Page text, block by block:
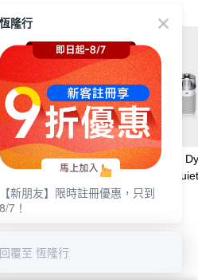
超值組】Dyson
Big+Quiet 強
淨甲醛偵測空氣清
BP04+ HushJet™
【1+1超值組】
Purifier
效極淨甲醛偵測
NT$38,888
站排行
恆隆行
【新朋友】限時註冊優惠，只到
8/7！
回覆至 恆隆行